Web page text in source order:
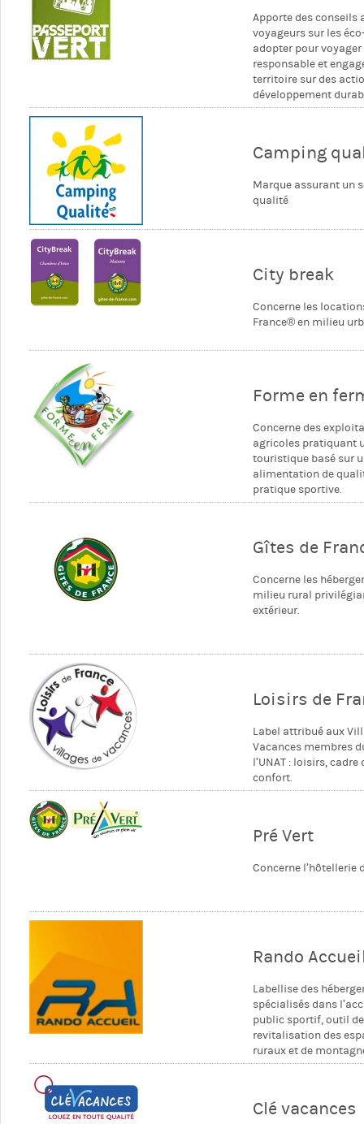
Apporte des conseils
voyageurs sur les
adopter pour voyager
responsable et
territoire sur des
développement
Camping
Marque assurant un
qualité
City break
Concerne les
France® en milieu
Forme en
Concerne des
agricoles pratiquant
touristique basé sur
alimentation de
pratique sportive.
Gîtes de
Concerne les
milieu rural
extérieur.
Loisirs de
Label attribué aux
Vacances membres
l’UNAT : loisirs, cadre
confort.
Pré Vert
Concerne l’hôtellerie
Rando
Labellise des
spécialisés dans
public sportif, outil de
revitalisation des
ruraux et de
Clé vacances